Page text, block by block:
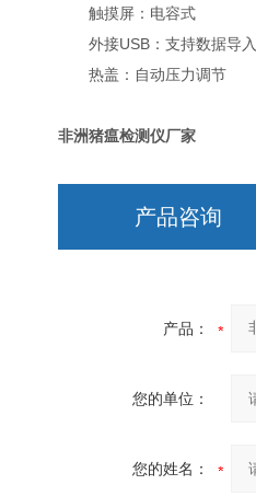
触摸屏：电容式
外接USB：支持数据导入
热盖：自动压力调节
非洲猪瘟检测仪厂家
产品咨询
产品：
您的单位：
您的姓名：